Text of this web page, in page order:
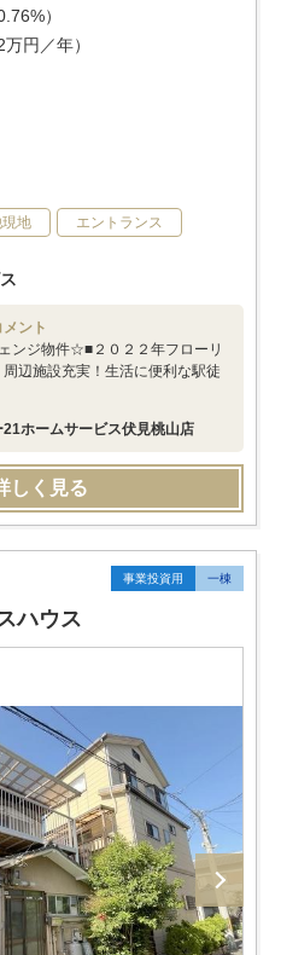
）
円／年）
現地 エントランス
ント
ンジ物件☆■２０２２年フローリ
辺施設充実！生活に便利な駅徒
ホームサービス伏見桃山店
しく見る
事業投資用 一棟
ハウス